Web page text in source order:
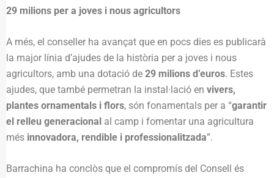
29 milions per a joves i nous agricultors
A més, el conseller ha avançat que en pocs dies es publicarà
la major línia d’ajudes de la història per a joves i nous
agricultors, amb una dotació de 29 milions d’euros. Estes
ajudes, que també permetran la instal·lació en vivers,
plantes ornamentals i flors, són fonamentals per a “garantir
el relleu generacional al camp i fomentar una agricultura
més innovadora, rendible i professionalitzada”.
Barrachina ha conclòs que el compromís del Consell és